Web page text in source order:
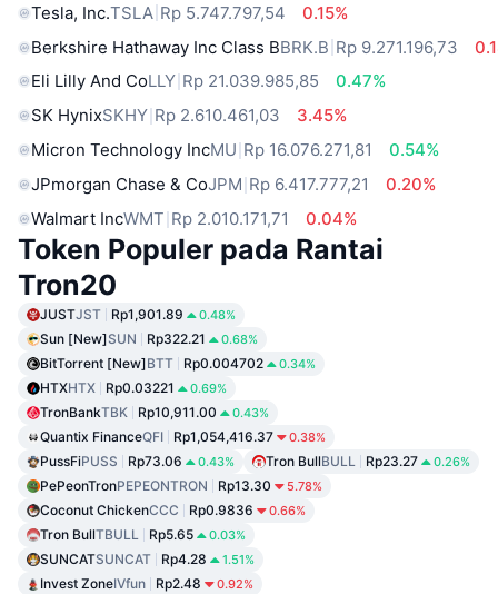
Tesla, Inc.TSLA Rp 5.747.797,54
0.15%
Berkshire Hathaway Inc Class BBRK.B Rp 9.271.196,73
Eli Lilly And CoLLY Rp 21.039.985,85
0.47%
SK HynixSKHY Rp 2.610.461,03
3.45%
Micron Technology IncMU Rp 16.076.271,81
0.54%
JPmorgan Chase & CoJPM Rp 6.417.777,21
0.20%
Walmart IncWMT Rp 2.010.171,71 0.04%
Token Populer pada Rantai
Tron20
JUSTJST Rp1,901.89 0.48%
Sun [New]SUN Rp322.21 0.68%
BitTorrent [New]BTT Rp0.004702 0.34%
HTXHTX Rp0.03221 0.69%
TronBankTBK Rp10,911.00 0.43%
Quantix FinanceQFI Rp1,054,416.37 0.38%
PussFiPUSS Rp73.06 0.43% Tron BullBULL Rp23.27 0.26%
PePeonTronPEPEONTRON Rp13.30 5.78%
Coconut ChickenCCC Rp0.9836 0.66%
Tron BullTBULL Rp5.65 0.03%
SUNCATSUNCAT Rp4.28 1.51%
Invest ZoneIVfun Rp2.48 0.92%